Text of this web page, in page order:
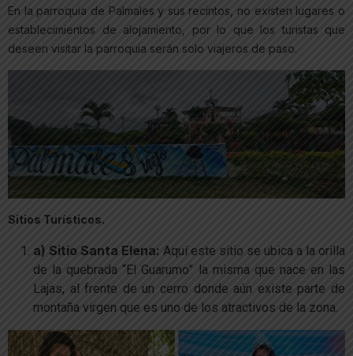
En la parroquia de Palmales y sus recintos, no existen lugares o
establecimientos de alojamiento, por lo que los turistas que
deseen visitar la parroquia serán solo viajeros de paso.
Sitios Turísticos.
a) Sitio Santa Elena: Aquí este sitio se ubica a la orilla
de la quebrada “El Guarumo” la misma que nace en las
Lajas, al frente de un cerro donde aún existe parte de
montaña virgen que es uno de los atractivos de la zona.